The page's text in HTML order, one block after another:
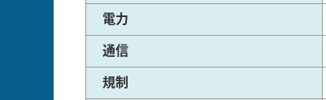
電力
通信
規制